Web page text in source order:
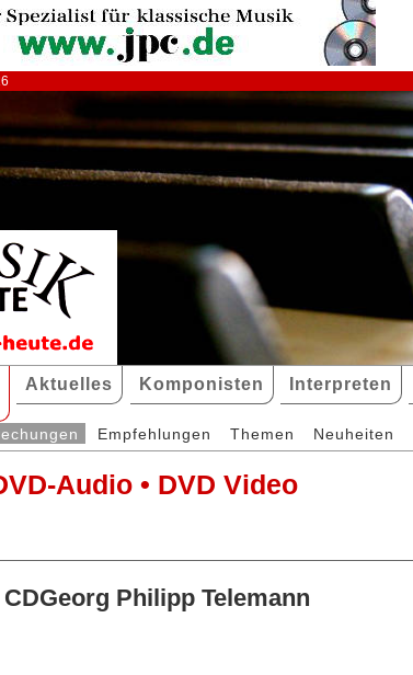
Aktuelles Komponisten Interpreten
Empfehlungen Themen Neuheiten
Audio • DVD Video
Philipp Telemann